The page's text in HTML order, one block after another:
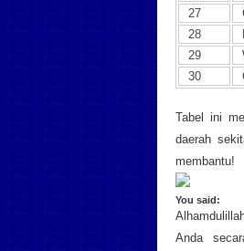
27
28
29
30
Tabel ini
daerah
membantu!
You said:
Anda